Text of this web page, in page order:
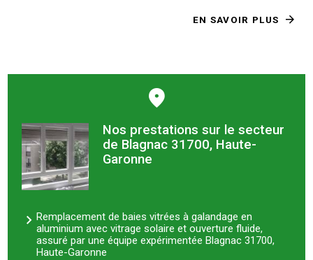
EN SAVOIR PLUS
Nos prestations sur le secteur
de Blagnac 31700, Haute-
Garonne
Remplacement de baies vitrées à galandage en
aluminium avec vitrage solaire et ouverture fluide,
assuré par une équipe expérimentée Blagnac 31700,
Haute-Garonne